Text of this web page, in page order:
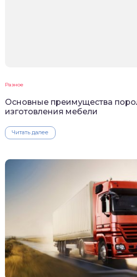
Разное
Основные преимущества
изготовления мебели
Читать далее